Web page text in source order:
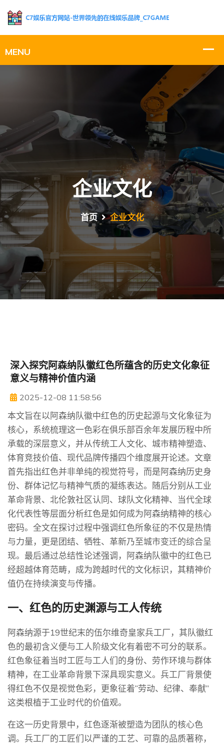
企业文化
首页 企业文化
深入探究阿森纳队徽红色所蕴含的历史文化象征
意义与精神价值内涵
2025-12-08 11:58:56
本文旨在以阿森纳队徽中红色的历史起源与文化象征为
核心，系统梳理这一色彩在俱乐部百余年发展历程中所
承载的深层意义，并从传统工人文化、城市精神塑造、
体育竞技价值、现代品牌传播四个维度展开论述。文章
首先指出红色并非单纯的视觉符号，而是阿森纳历史身
份、群体记忆与精神气质的凝练表达。随后分别从工业
革命背景、北伦敦社区认同、球队文化精神、当代全球
化代表性等层面分析红色是如何成为阿森纳精神的核心
密码。全文在探讨过程中强调红色所象征的不仅是热情
与力量，更是团结、牺牲、革新乃至城市变迁的综合呈
现。最后通过总结性论述强调，阿森纳队徽中的红色已
经超越体育范畴，成为跨越时代的文化标识，其精神价
值仍在持续演变与传播。
一、红色的历史渊源与工人传统
阿森纳源于19世纪末的伍尔维奇皇家兵工厂，其队徽红
色的最初含义便与工人阶级文化有着密不可分的联系。
红色象征着当时工匠与工人们的身份、劳作环境与群体
精神，在工业革命背景下深具现实意义。兵工厂背景使
得红色不仅是视觉色彩，更象征着“劳动、纪律、奉献”
这类根植于工业时代的价值观。
在这一历史背景中，红色逐渐被塑造为团队的核心色
调。兵工厂的工匠们以严谨的工艺、可靠的品质著称，